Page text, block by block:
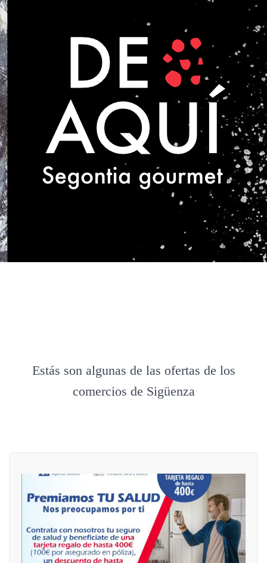
Estás son algunas de las ofertas de los
comercios de Sigüenza